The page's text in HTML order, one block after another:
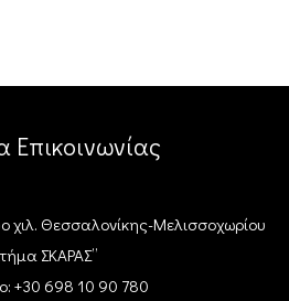
Επικοινωνίας
χιλ. Θεσσαλονίκης-Μελισσοχωρίου
ΣΚΑΡΑΣ”
+30 698 10 90 780